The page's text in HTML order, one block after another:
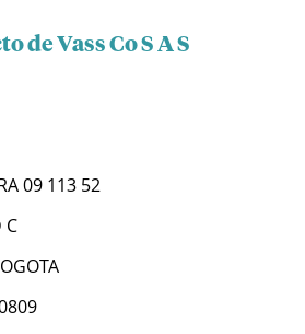
de Vass Co S A S
09 113 52
C